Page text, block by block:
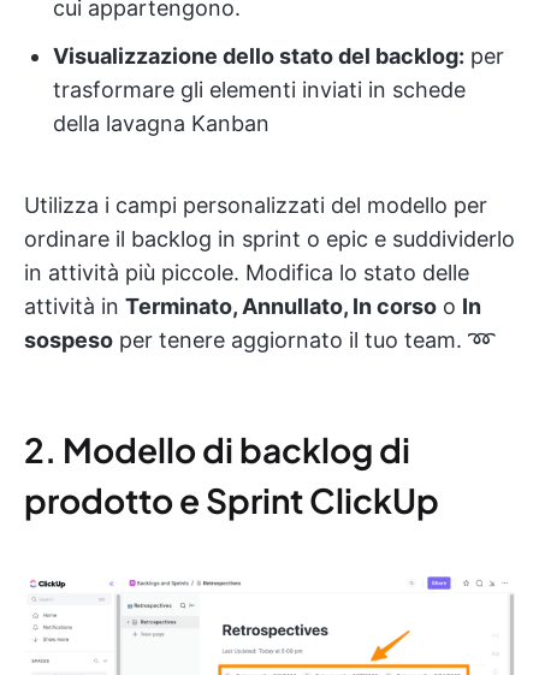
cui appartengono.
Visualizzazione dello stato del backlog: per
trasformare gli elementi inviati in schede
della lavagna Kanban
Utilizza i campi personalizzati del modello per
ordinare il backlog in sprint o epic e suddividerlo
in attività più piccole. Modifica lo stato delle
attività in Terminato, Annullato, In corso o In
sospeso per tenere aggiornato il tuo team. ➿
2. Modello di backlog di
prodotto e Sprint ClickUp